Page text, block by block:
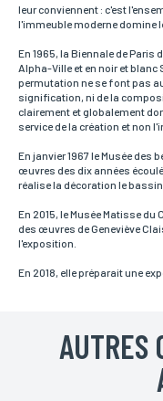
Votre adresse mail sert
Téléphone
Si vous préférez que l’on
vous pouvez indiquer votre
Adresse
Si vous souhaitez recevoir
Code postal
Si vous souhaitez recevoir
leur conviennent : c'est
l'immeuble moderne domine
En 1965, la Biennale de
Alpha-Ville et en noir et
permutation ne se font pas
signification, ni de la
clairement et globalement
service de la création et non
En janvier 1967 le Musée des
œuvres des dix années
réalise la décoration le
En 2015, le Musée Matisse
des œuvres de Geneviève
l'exposition.
En 2018, elle préparait une
AUTRES